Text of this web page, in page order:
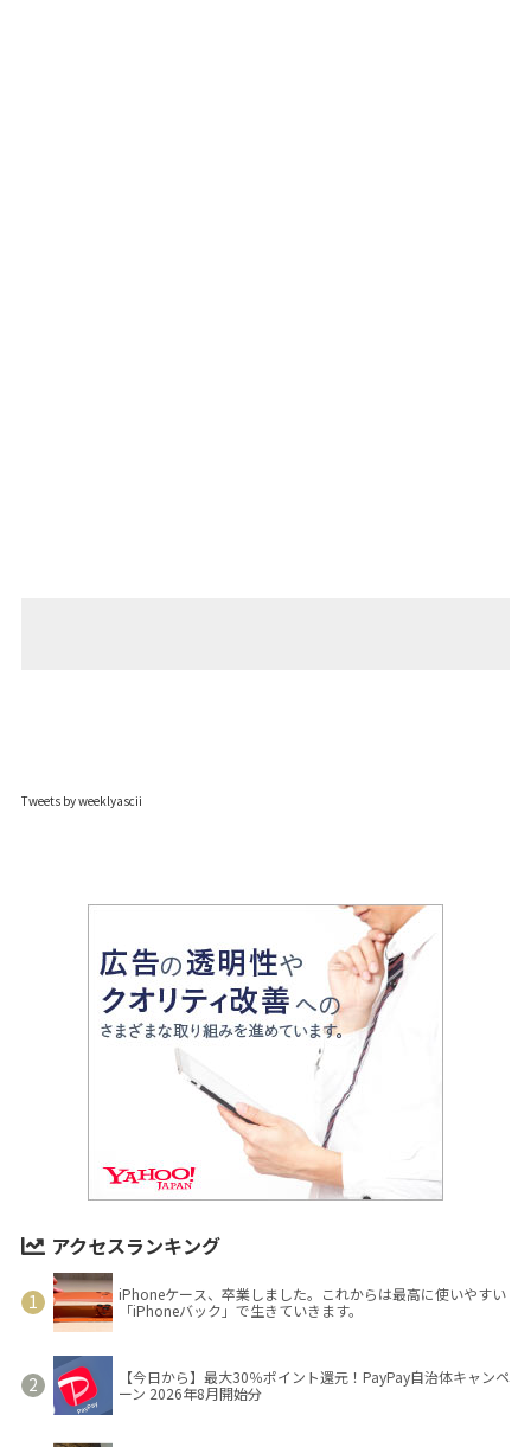
Tweets by weeklyascii
アクセスランキング
iPhoneケース、卒業しました。これからは最高に使いやすい
「iPhoneバック」で生きていきます。
【今日から】最大30％ポイント還元！PayPay自治体キャンペ
ーン 2026年8月開始分